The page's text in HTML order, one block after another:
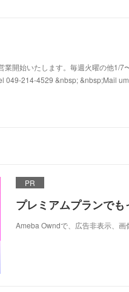
開始いたします。毎週火曜の他1/
049-214-4529 &nbsp; &nbsp;Mail
PR
プレミアムプランで
Ameba Owndで、広告非表示、画